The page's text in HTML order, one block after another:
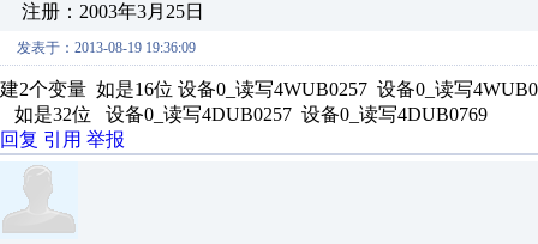
注册：2003年3月25日
发表于：2013-08-19 19:36:09
建2个变量 如是16位 设备0_读写4WUB0257 设备0_读写
如是32位 设备0_读写4DUB0257 设备0_读写4DUB0769
回复 引用 举报